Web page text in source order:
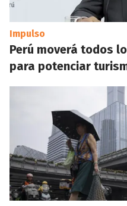
Impulso
Perú moverá todos
para potenciar